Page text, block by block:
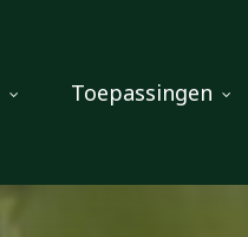
Toepassingen